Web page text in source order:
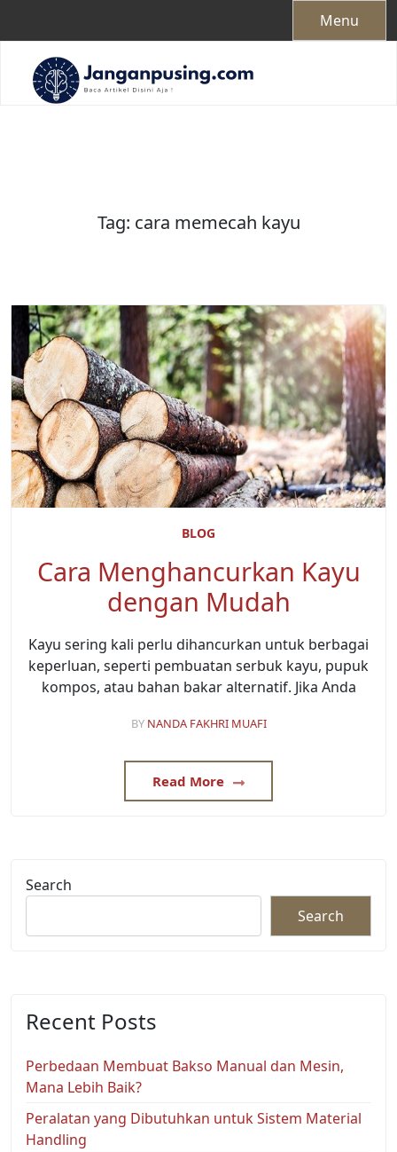
content
Menu
Tag: cara memecah kayu
BLOG
Cara Menghancurkan Kayu
dengan Mudah
Kayu sering kali perlu dihancurkan untuk berbagai
keperluan, seperti pembuatan serbuk kayu, pupuk
kompos, atau bahan bakar alternatif. Jika Anda
BY NANDA FAKHRI MUAFI
Read More
Search
Search
Recent Posts
Perbedaan Membuat Bakso Manual dan Mesin,
Mana Lebih Baik?
Peralatan yang Dibutuhkan untuk Sistem Material
Handling